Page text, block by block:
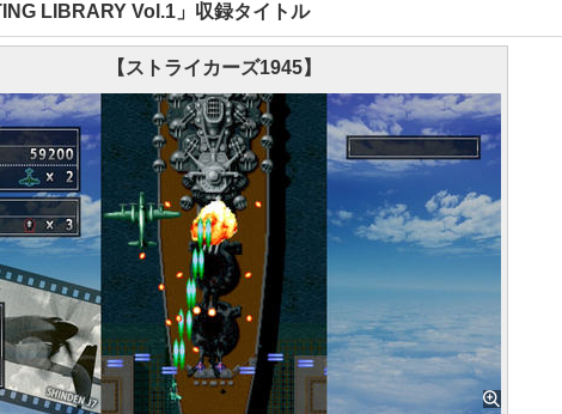
LIBRARY Vol.1」収録タイトル
【ストライカーズ1945】